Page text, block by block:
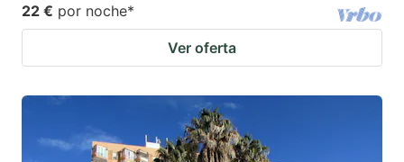
22 € por noche*
Ver oferta